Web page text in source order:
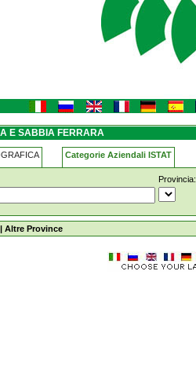
E SABBIA FERRARA
Categorie Aziendali ISTAT
Provincia:
| Altre Province